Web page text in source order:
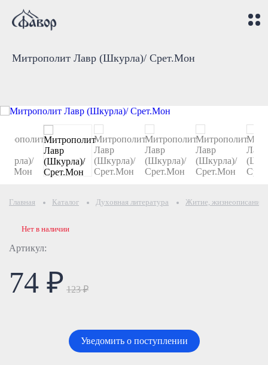
Митрополит Лавр (Шкурла)/ Срет.Мон
Главная Каталог Духовная литература Житие, жизнеописание
Артикул:
Нет в наличии
74 ₽ 123 ₽
Уведомить о поступлении